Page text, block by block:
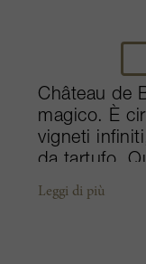
Château de
magico. È
vigneti
da tartufo.
e a proprio
radici
Leggi di più